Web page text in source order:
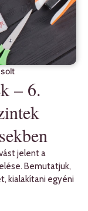
– 6.
jelent a
Bemutatjuk,
kialakítani egyéni